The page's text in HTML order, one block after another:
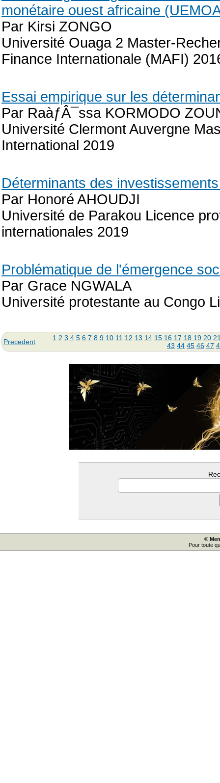
monétaire ouest africaine
Par Kirsi ZONGO
Université Ouaga 2 Master-
Finance Internationale (MAFI)
Essai empirique sur les
Par RaàƒÂ¯ssa KORMODO
Université Clermont Auvergne
International 2019
Déterminants des
Par Honoré AHOUDJI
Université de Parakou Licence
internationales 2019
Problématique de l'émergence
Par Grace NGWALA
Université protestante au Congo
Precedent 1 2 3 4 5 6 7 8 9 10 11 12 13 14 15 16 17 18 19 20
43 44 45 46 47
©
Pour toute